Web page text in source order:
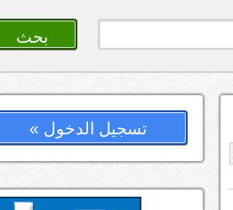
تسجيل الدخول »